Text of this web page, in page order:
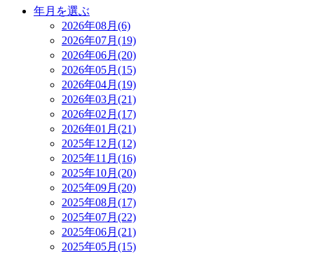
年月を選ぶ
2026年08月(6)
2026年07月(19)
2026年06月(20)
2026年05月(15)
2026年04月(19)
2026年03月(21)
2026年02月(17)
2026年01月(21)
2025年12月(12)
2025年11月(16)
2025年10月(20)
2025年09月(20)
2025年08月(17)
2025年07月(22)
2025年06月(21)
2025年05月(15)